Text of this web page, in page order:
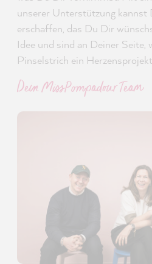
unserer Unterstützung kannst
erschaffen, das Du Dir
Idee und sind an Deiner Seite,
Pinselstrich ein
Dein MissPompadour Team